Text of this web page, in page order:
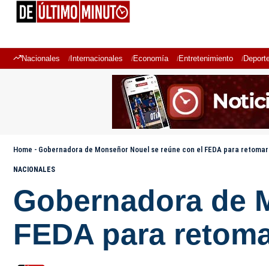
Nacionales Internacionales Economía Entretenimiento
Home - Gobernadora de Monseñor Nouel se reúne con el FEDA para
NACIONALES
Gobernadora de
FEDA para